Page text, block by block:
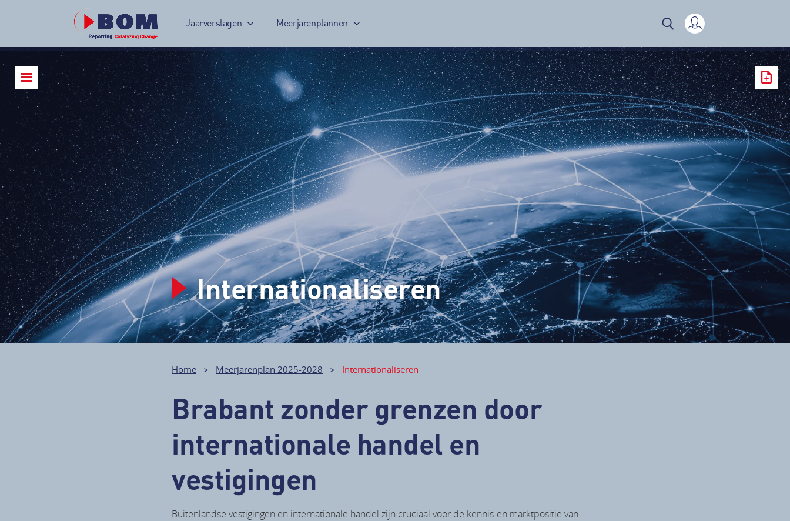
Jaarverslagen
Jaarverslag 2017
Meerjarenplannen
Meerjarenplan 2017-2020
Internationaliseren
Home Meerjarenplan 2025-2028 Internationaliseren
Brabant zonder grenzen door
internationale handel en
vestigingen
Buitenlandse vestigingen en internationale handel zijn cruciaal voor de kennis-en marktpositie van